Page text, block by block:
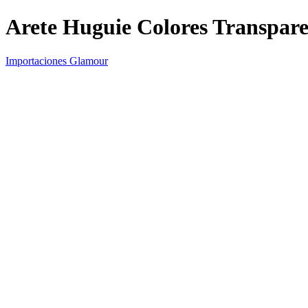
Arete Huguie Colores
Importaciones Glamour